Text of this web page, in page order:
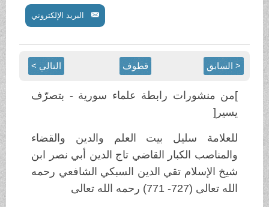
البريد الإلكتروني
< السابق قطوف التالي >
]من منشورات رابطة علماء سورية - بتصرّف
يسير[
للعلامة سليل بيت العلم والدين والقضاء
والمناصب الكبار القاضي تاج الدين أبي نصر ابن
شيخ الإسلام تقي الدين السبكي الشافعي رحمه
الله تعالى (727- 771) رحمه الله تعالى